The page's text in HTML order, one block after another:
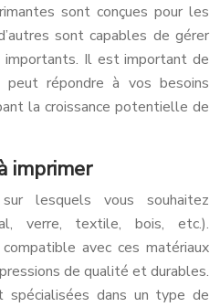
sont conçues pour les
sont capables de gérer
importants. Il est important de
peut répondre à vos besoins
la croissance potentielle de
imprimer
lesquels vous souhaitez
verre, textile, bois, etc.).
avec ces matériaux
de qualité et durables.
spécialisées dans un type de